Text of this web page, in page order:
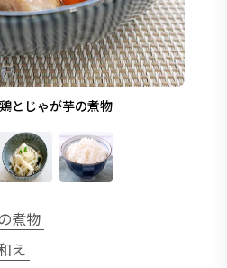
鶏とじゃが芋の煮物
煮物
え